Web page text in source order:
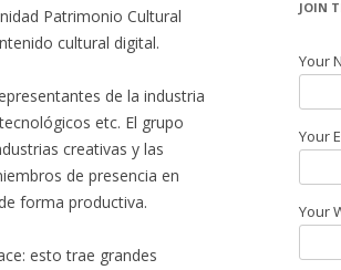
Patrimonio Cultural
cultural digital.
de la industria
etc. El grupo
creativas y las
de presencia en
forma productiva.
esto trae grandes
JOIN
Your
Your
Your